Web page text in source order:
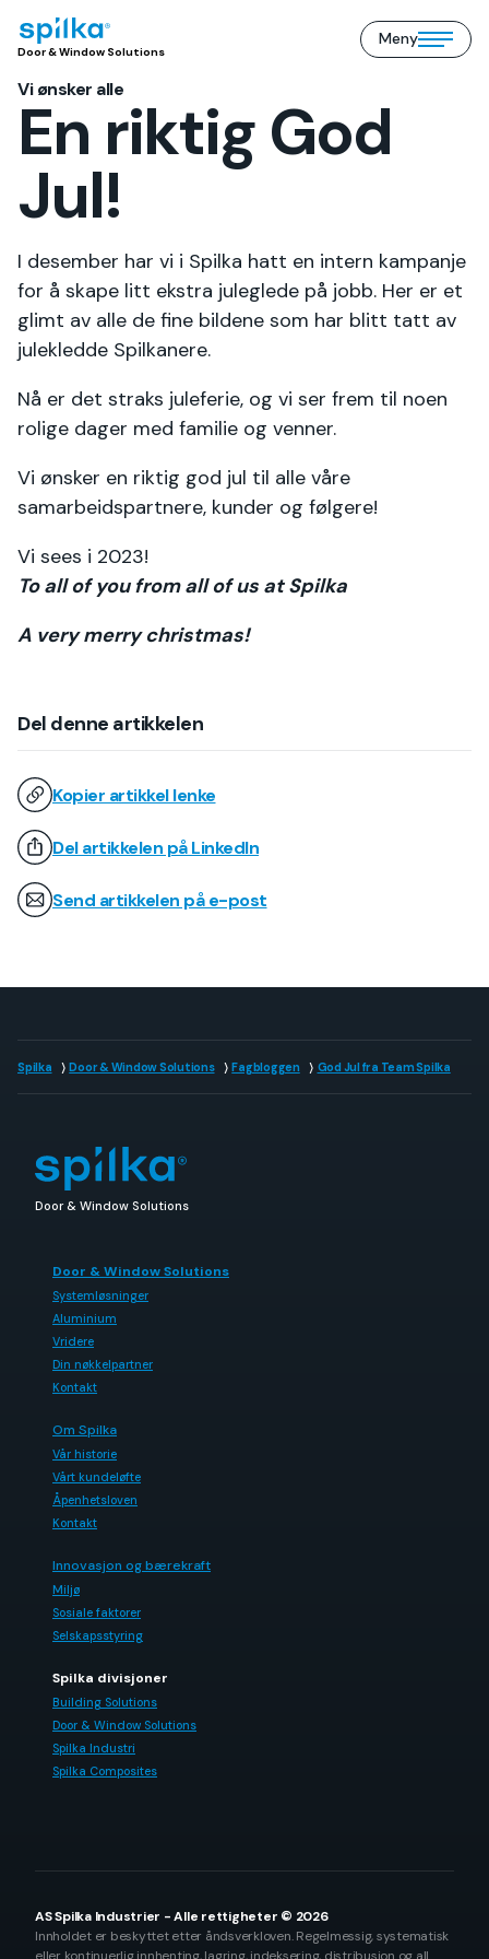
Door
Solutions
(NO)
Door & Window Solutions
Meny
Open/close
Vi ønsker alle
En riktig God
Jul!
I desember har vi i Spilka hatt en intern kampanje
for å skape litt ekstra juleglede på jobb. Her er et
glimt av alle de fine bildene som har blitt tatt av
julekledde Spilkanere.
Nå er det straks juleferie, og vi ser frem til noen
rolige dager med familie og venner.
Vi ønsker en riktig god jul til alle våre
samarbeidspartnere, kunder og følgere!
Vi sees i 2023!
To all of you from all of us at Spilka
A very merry christmas!
Del denne artikkelen
Kopier artikkel lenke
Del artikkelen på LinkedIn
Send artikkelen på e-post
Spilka Door & Window Solutions Fagbloggen God Jul fra Team Spilka
Door & Window Solutions
Door & Window Solutions
Systemløsninger
Aluminium
Vridere
Din nøkkelpartner
Kontakt
Om Spilka
Vår historie
Vårt kundeløfte
Åpenhetsloven
Kontakt
Innovasjon og bærekraft
Miljø
Sosiale faktorer
Selskapsstyring
Spilka divisjoner
Building Solutions
Door & Window Solutions
Spilka Industri
Spilka Composites
AS Spilka Industrier - Alle rettigheter © 2026
Innholdet er beskyttet etter åndsverkloven. Regelmessig, systematisk